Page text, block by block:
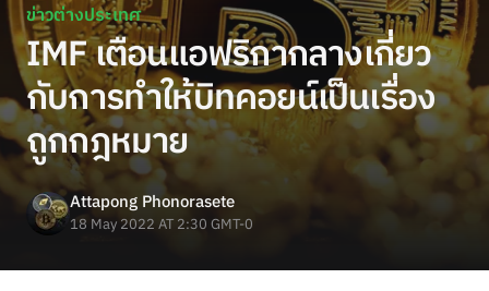
ข่าวต่างประเทศ
IMF เตือนแอฟริกากลางเกี่ยว
กับการทำให้บิทคอยน์เป็นเรื่อง
ถูกกฎหมาย
Attapong Phonorasete
18 May 2022 AT 2:30 GMT-0